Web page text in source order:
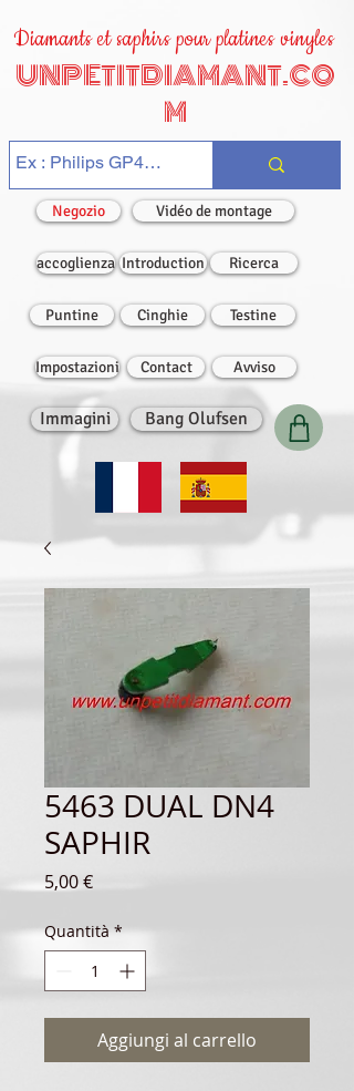
Diamants et saphirs pour platines vinyles
UNPETITDIAMANT.CO
M
Negozio Vidéo de montage
accoglienza Introduction Ricerca
Puntine Cinghie Testine
Impostazioni Contact Avviso
Immagini Bang Olufsen
5463 DUAL DN4
SAPHIR
5,00 €Prezzo
Quantità *
Aggiungi al carrello